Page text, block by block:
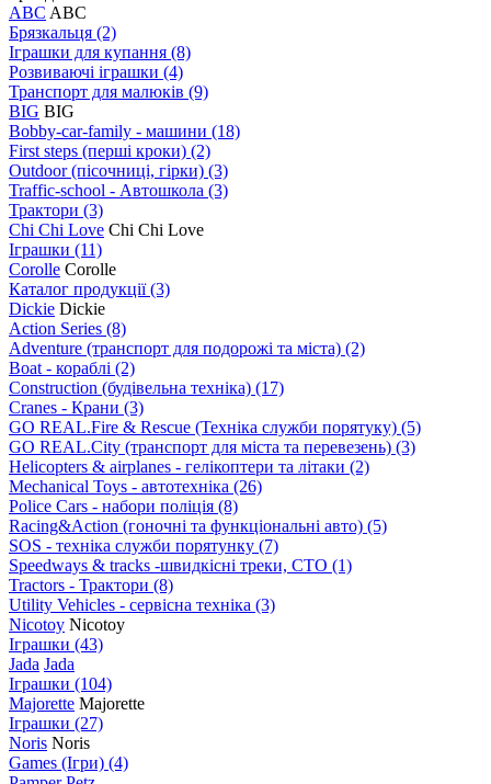
ABC ABC
Брязкальця (2)
Іграшки для купання (8)
Розвиваючі іграшки (4)
Транспорт для малюків (9)
BIG BIG
Bobby-car-family - машини (18)
First steps (перші кроки) (2)
Outdoor (пісочниці, гірки) (3)
Traffic-school - Автошкола (3)
Трактори (3)
Chi Chi Love Chi Chi Love
Іграшки (11)
Corolle Corolle
Каталог продукції(3)
Dickie Dickie
Action Series (8)
Adventure (транспорт для подорожі та міста) (2)
Boat - кораблі (2)
Construction (будівельна техніка) (17)
Cranes - Крани (3)
GO REAL.Fire & Rescue (Техніка служби порятуку) (5)
GO REAL.City (транспорт для міста та перевезень) (3)
Helicopters & airplanes - гелікоптери та літаки (2)
Mechanical Toys - автотехніка (26)
Police Cars - набори поліція (8)
Racing&Action (гоночні та функціональні авто) (5)
SOS - техніка служби порятунку (7)
Speedways & tracks -швидкісні треки, СТО (1)
Tractors - Трактори (8)
Utility Vehicles - сервісна техніка (3)
Nicotoy Nicotoy
Іграшки (43)
Jada Jada
Іграшки (104)
Majorette Majorette
Іграшки (27)
Noris Noris
Games (Ігри) (4)